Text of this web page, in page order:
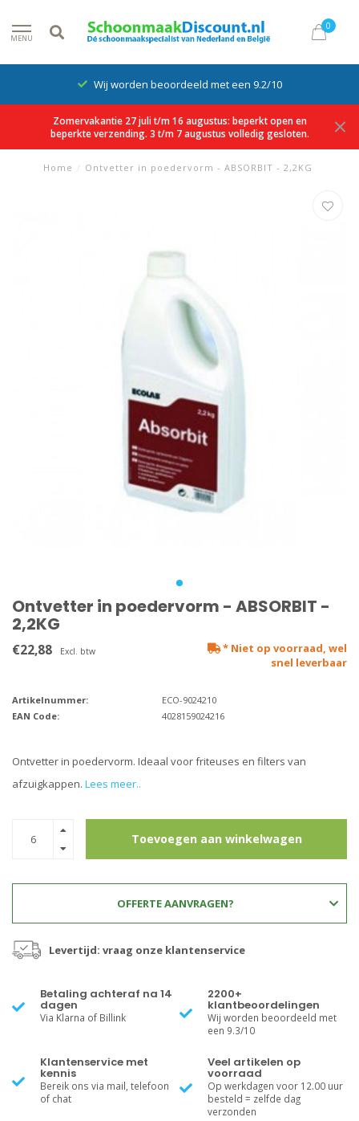
MENU
0
Wij worden beoordeeld met een 9.2/10
Zomervakantie 27 juli t/m 16 augustus: beperkt open en
beperkte verzending. 3 t/m 7 augustus volledig gesloten.
Home / Ontvetter in poedervorm - ABSORBIT - 2,2KG
Ontvetter in poedervorm - ABSORBIT -
2,2KG
€22,88 Excl. btw
* Niet op voorraad, wel
snel leverbaar
Artikelnummer:
ECO-9024210
EAN Code:
4028159024216
Ontvetter in poedervorm. Ideaal voor friteuses en filters van
afzuigkappen. Lees meer..
Toevoegen aan winkelwagen
OFFERTE AANVRAGEN?
Levertijd: vraag onze klantenservice
Betaling achteraf na 14
dagen
Via Klarna of Billink
2200+
klantbeoordelingen
Wij worden beoordeeld met
een 9.3/10
Klantenservice met
kennis
Bereik ons via mail, telefoon
of chat
Veel artikelen op
voorraad
Op werkdagen voor 12.00 uur
besteld = zelfde dag
verzonden